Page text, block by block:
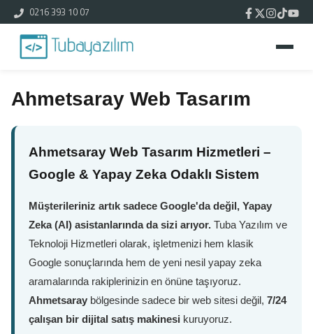
0216 393 10 07
Ahmetsaray Web Tasarım
Ahmetsaray Web Tasarım Hizmetleri –
Google & Yapay Zeka Odaklı Sistem
Müşterileriniz artık sadece Google'da değil, Yapay
Zeka (AI) asistanlarında da sizi arıyor. Tuba Yazılım ve
Teknoloji Hizmetleri olarak, işletmenizi hem klasik
Google sonuçlarında hem de yeni nesil yapay zeka
aramalarında rakiplerinizin en önüne taşıyoruz.
Ahmetsaray bölgesinde sadece bir web sitesi değil, 7/24
çalışan bir dijital satış makinesi kuruyoruz.